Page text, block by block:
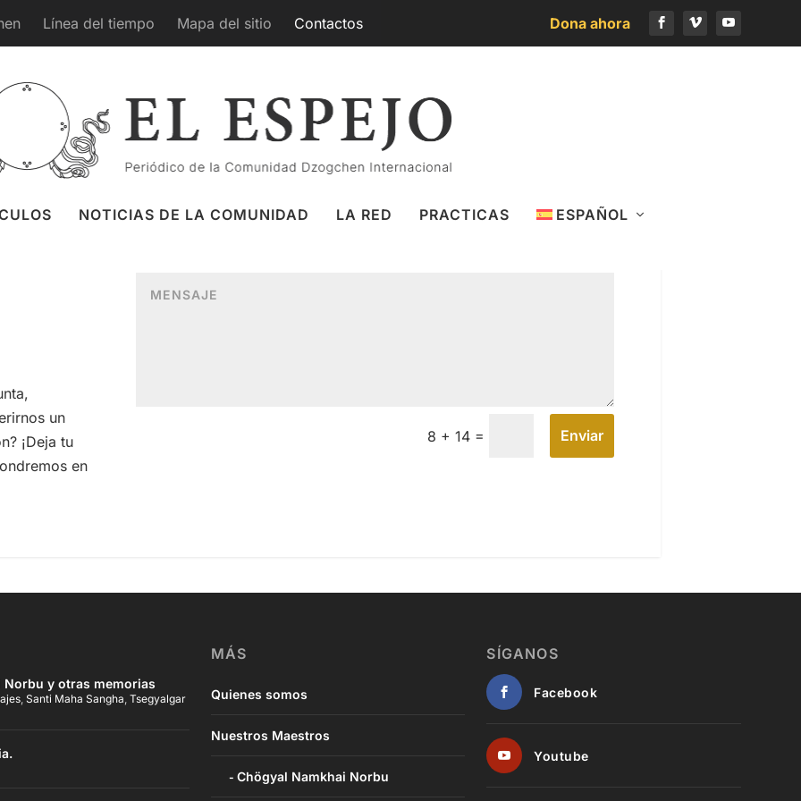
Línea del tiempo Mapa del sitio Contactos Dona ahora
NOTICIAS DE LA COMUNIDAD LA RED PRACTICAS ESPAÑOL
un
¡Deja tu
en
8 + 14 = Enviar
Norbu y otras memorias
,Santi Maha Sangha,Tsegyalgar
MÁS
Quienes somos
Nuestros Maestros
Chögyal Namkhai Norbu
SÍGANOS
Facebook
Youtube